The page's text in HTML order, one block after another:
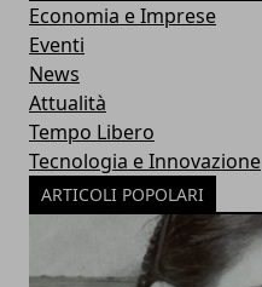
Economia e Imprese
Eventi
News
Attualità
Tempo Libero
Tecnologia e Innovazione
ARTICOLI POPOLARI